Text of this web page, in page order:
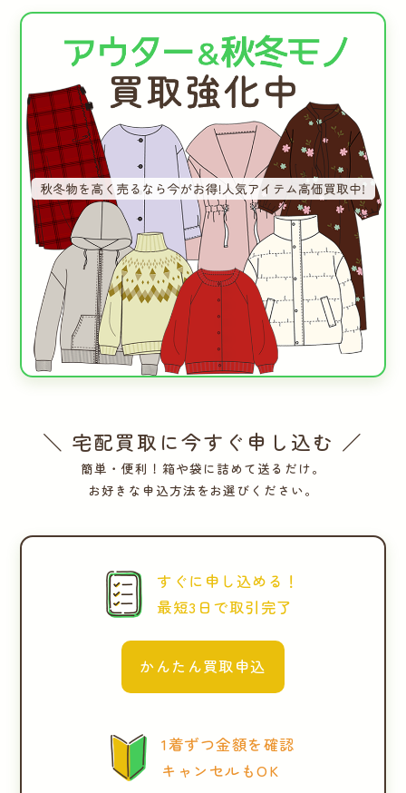
＼ 宅配買取に今すぐ申し込む ／
簡単・便利！箱や袋に詰めて送るだけ。
お好きな申込方法をお選びください。
すぐに申し込める！
最短3日で取引完了
かんたん買取申込
1着ずつ金額を確認
キャンセルもOK